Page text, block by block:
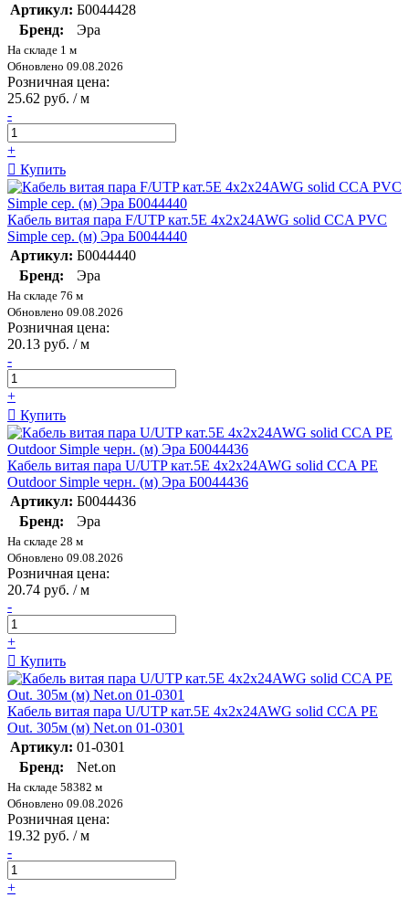
Артикул: Б0044428
Бренд:
Эра
На складе 1 м
Обновлено 09.08.2026
Розничная цена:
25.62 руб. / м
-
+
Купить
Кабель витая пара F/UTP кат.5E 4х2х24AWG solid CCA PVC
Simple сер. (м) Эра Б0044440
Артикул: Б0044440
Бренд:
Эра
На складе 76 м
Обновлено 09.08.2026
Розничная цена:
20.13 руб. / м
-
+
Купить
Кабель витая пара U/UTP кат.5E 4х2х24AWG solid CCA PE
Outdoor Simple черн. (м) Эра Б0044436
Артикул: Б0044436
Бренд:
Эра
На складе 28 м
Обновлено 09.08.2026
Розничная цена:
20.74 руб. / м
-
+
Купить
Кабель витая пара U/UTP кат.5E 4х2х24AWG solid CCA PE
Out. 305м (м) Net.on 01-0301
Артикул: 01-0301
Бренд:
Net.on
На складе 58382 м
Обновлено 09.08.2026
Розничная цена:
19.32 руб. / м
-
+